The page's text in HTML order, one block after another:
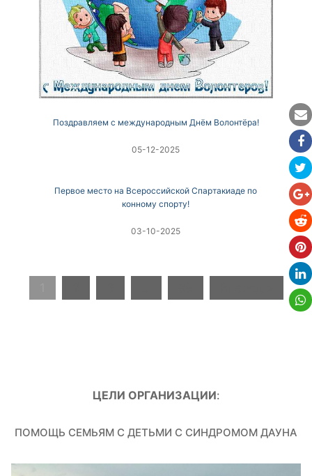
Поздравляем с международным Днём Волонтёра!
05-12-2025
Первое место на Всероссийской Спартакиаде по
конному спорту!
03-10-2025
ЦЕЛИ ОРГАНИЗАЦИИ:
ПОМОЩЬ СЕМЬЯМ С ДЕТЬМИ С СИНДРОМОМ ДАУНА